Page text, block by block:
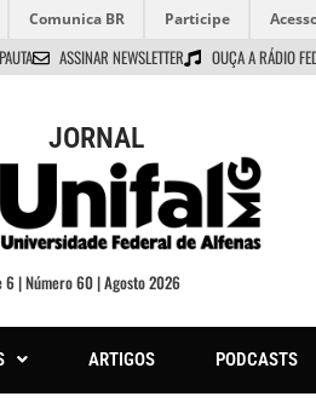
Comunica BR Participe
ASSINAR NEWSLETTER OUÇA A RÁDIO
JORNAL
6 | Número 60 | Agosto 2026
ARTIGOS PODCASTS